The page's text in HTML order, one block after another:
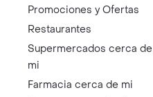
Promociones y Ofertas
Restaurantes
Supermercados cerca de
mi
Farmacia cerca de mi